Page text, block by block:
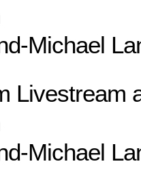
Michael
Livestream
Michael